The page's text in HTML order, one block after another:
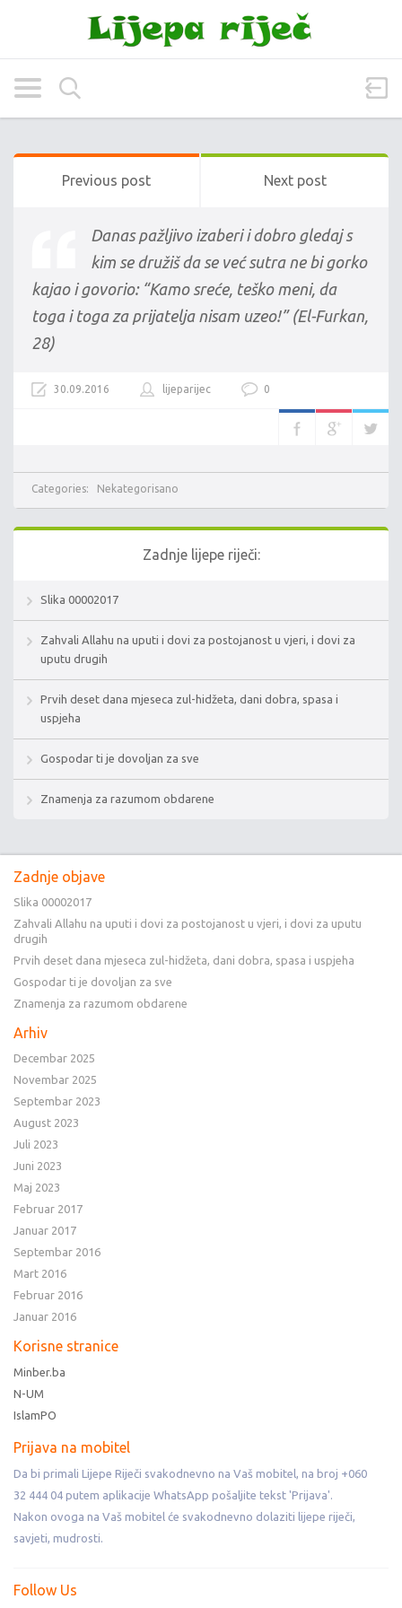
Previous post Next post
Danas pažljivo izaberi i dobro gledaj s
kim se družiš da se već sutra ne bi gorko
kajao i govorio: “Kamo sreće, teško meni, da
toga i toga za prijatelja nisam uzeo!” (El-Furkan,
28)
30.09.2016 lijeparijec 0
Categories: Nekategorisano
Zadnje lijepe riječi:
Slika 00002017
Zahvali Allahu na uputi i dovi za postojanost u vjeri, i dovi za
uputu drugih
Prvih deset dana mjeseca zul-hidžeta, dani dobra, spasa i
uspjeha
Gospodar ti je dovoljan za sve
Znamenja za razumom obdarene
Zadnje objave
Slika 00002017
Zahvali Allahu na uputi i dovi za postojanost u vjeri, i dovi za uputu
drugih
Prvih deset dana mjeseca zul-hidžeta, dani dobra, spasa i uspjeha
Gospodar ti je dovoljan za sve
Znamenja za razumom obdarene
Arhiv
Decembar 2025
Novembar 2025
Septembar 2023
August 2023
Juli 2023
Juni 2023
Maj 2023
Februar 2017
Januar 2017
Septembar 2016
Mart 2016
Februar 2016
Januar 2016
Korisne stranice
Minber.ba
N-UM
IslamPO
Prijava na mobitel
Da bi primali Lijepe Riječi svakodnevno na Vaš mobitel, na broj +060
32 444 04 putem aplikacije WhatsApp pošaljite tekst 'Prijava'.
Nakon ovoga na Vaš mobitel će svakodnevno dolaziti lijepe riječi,
savjeti, mudrosti.
Follow Us